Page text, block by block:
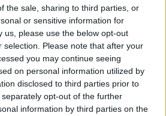
the sale, sharing to third parties, or
or sensitive information for
us, please use the below opt-out
selection. Please note that after your
you may continue seeing
on personal information utilized by
disclosed to third parties prior to
opt-out of the further
information by third parties on the